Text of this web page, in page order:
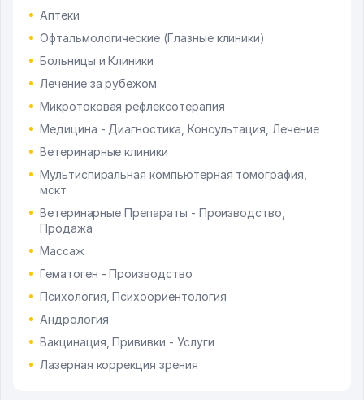
Аптеки
Офтальмологические (Глазные клиники)
Больницы и Клиники
Лечение за рубежом
Микротоковая рефлексотерапия
Медицина - Диагностика, Консультация, Лечение
Ветеринарные клиники
Мультиспиральная компьютерная томография,
мскт
Ветеринарные Препараты - Производство,
Продажа
Массаж
Гематоген - Производство
Психология, Психоориентология
Андрология
Вакцинация, Прививки - Услуги
Лазерная коррекция зрения